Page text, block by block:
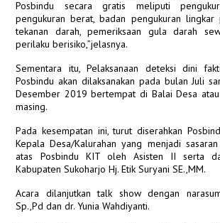
Posbindu secara gratis meliputi
pengukuran berat, badan pengukuran lingkar
tekanan darah, pemeriksaan gula darah
perilaku berisiko,”jelasnya.
Sementara itu, Pelaksanaan deteksi dini
Posbindu akan dilaksanakan pada bulan Juli
Desember 2019 bertempat di Balai Desa
masing.
Pada kesempatan ini, turut diserahkan
Kepala Desa/Kalurahan yang menjadi
atas Posbindu KIT oleh Asisten II serta
Kabupaten Sukoharjo Hj. Etik Suryani SE.,MM.
Acara dilanjutkan talk show dengan
Sp.,Pd dan dr. Yunia Wahdiyanti.